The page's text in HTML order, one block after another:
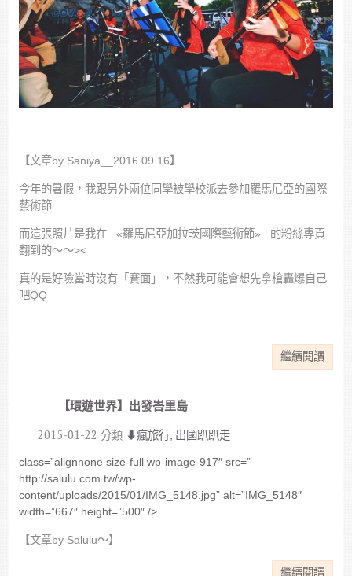
【文章by Saniya__2016.09.16】
今年的暑假，我跟另外兩位同學被學校派去參加羅馬尼亞的國際
藝術節
而這張照片是我在 «羅馬尼亞加拉茨國際藝術節» 的粉絲專頁
翻到的～～><
真的是好險當時沒有「賽面」，不然我可能會想先拿槍轟爆自己
吧QQ
繼續閱讀
【環遊世界】出發峇里島
2015-01-22 分類 ⬇︎瘋旅行, 出國趴趴走
class=”alignnone size-full wp-image-917″ src=”
http://salulu.com.tw/wp-
content/uploads/2015/01/IMG_5148.jpg” alt=”IMG_5148″
width=”667″ height=”500″ />
【文章by Salulu～】
繼續閱讀